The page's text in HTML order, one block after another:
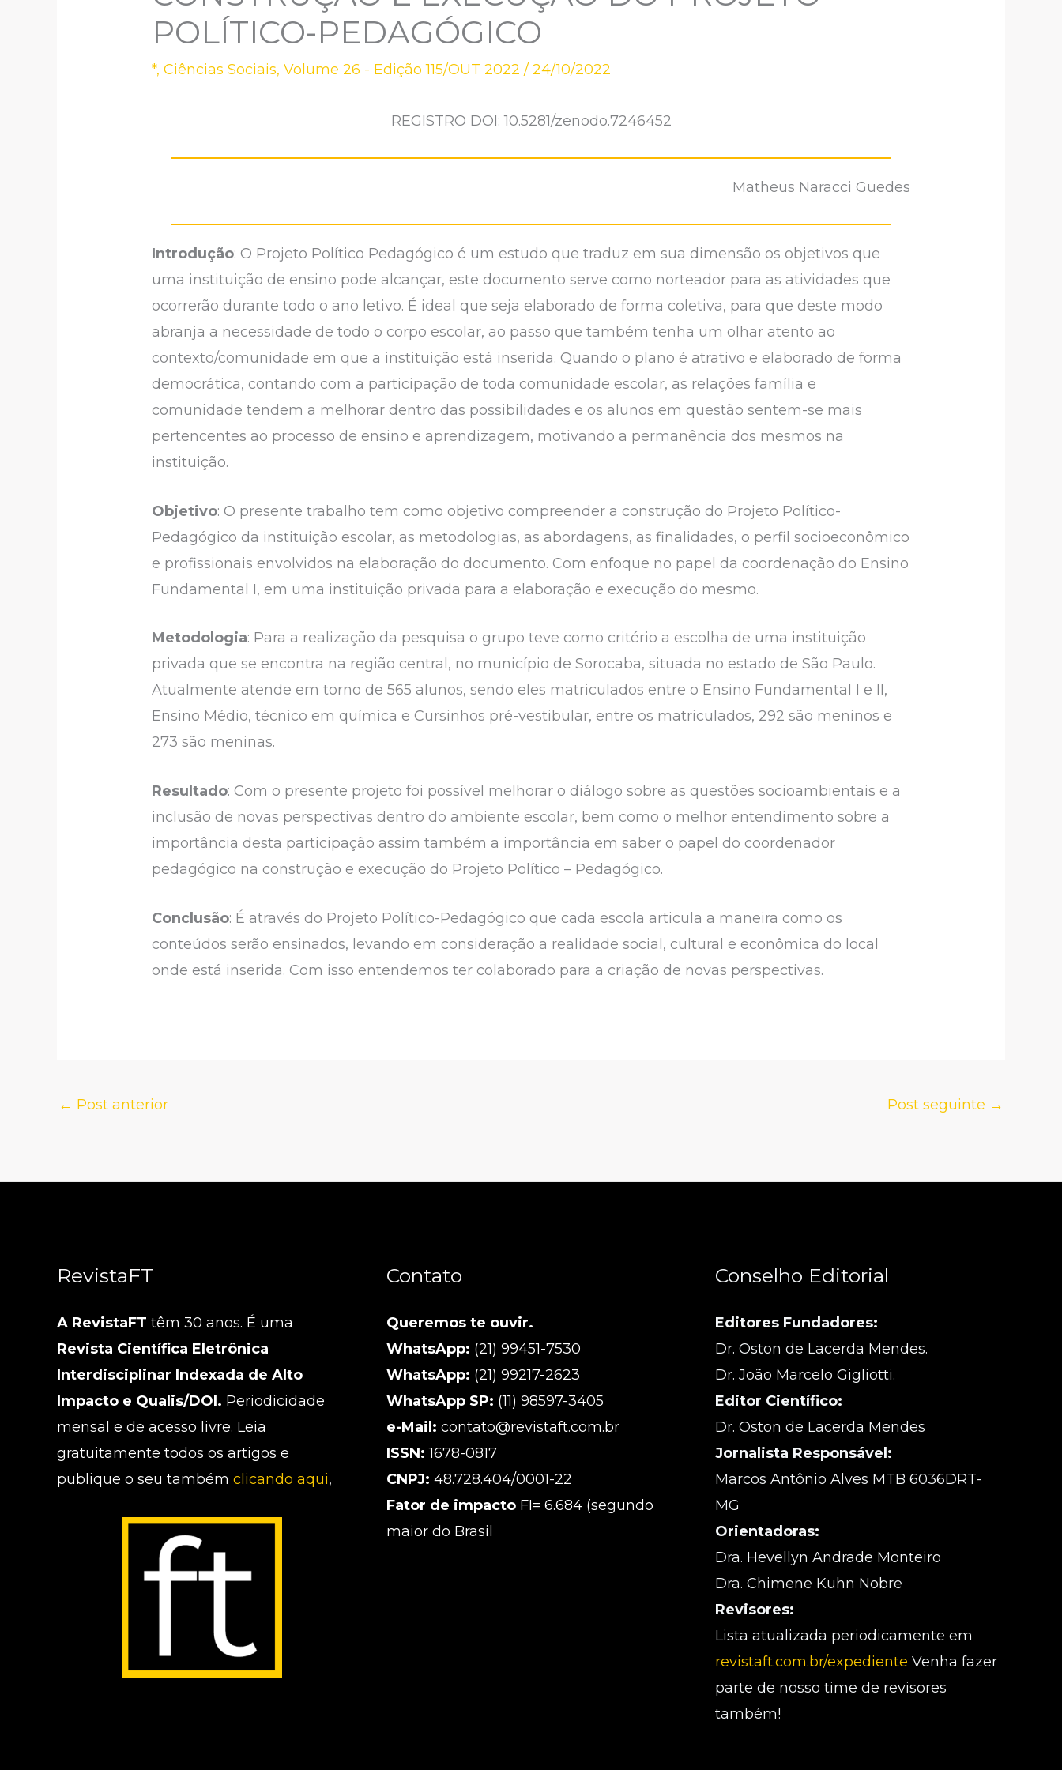
POLÍTICO-PEDAGÓGICO
*,Ciências Sociais,Volume 26 - Edição 115/OUT 2022 /24/10/2022
REGISTRO DOI: 10.5281/zenodo.7246452
Matheus Naracci Guedes
Introdução: O Projeto Político Pedagógico é um estudo que traduz em sua dimensão os objetivos que
uma instituição de ensino pode alcançar, este documento serve como norteador para as atividades que
ocorrerão durante todo o ano letivo. É ideal que seja elaborado de forma coletiva, para que deste modo
abranja a necessidade de todo o corpo escolar, ao passo que também tenha um olhar atento ao
contexto/comunidade em que a instituição está inserida. Quando o plano é atrativo e elaborado de forma
democrática, contando com a participação de toda comunidade escolar, as relações família e
comunidade tendem a melhorar dentro das possibilidades e os alunos em questão sentem-se mais
pertencentes ao processo de ensino e aprendizagem, motivando a permanência dos mesmos na
instituição.
Objetivo: O presente trabalho tem como objetivo compreender a construção do Projeto Político-
Pedagógico da instituição escolar, as metodologias, as abordagens, as finalidades, o perfil socioeconômico
e profissionais envolvidos na elaboração do documento. Com enfoque no papel da coordenação do Ensino
Fundamental I, em uma instituição privada para a elaboração e execução do mesmo.
Metodologia: Para a realização da pesquisa o grupo teve como critério a escolha de uma instituição
privada que se encontra na região central, no município de Sorocaba, situada no estado de São Paulo.
Atualmente atende em torno de 565 alunos, sendo eles matriculados entre o Ensino Fundamental I e II,
Ensino Médio, técnico em química e Cursinhos pré-vestibular, entre os matriculados, 292 são meninos e
273 são meninas.
Resultado: Com o presente projeto foi possível melhorar o diálogo sobre as questões socioambientais e a
inclusão de novas perspectivas dentro do ambiente escolar, bem como o melhor entendimento sobre a
importância desta participação assim também a importância em saber o papel do coordenador
pedagógico na construção e execução do Projeto Político – Pedagógico.
Conclusão: É através do Projeto Político-Pedagógico que cada escola articula a maneira como os
conteúdos serão ensinados, levando em consideração a realidade social, cultural e econômica do local
onde está inserida. Com isso entendemos ter colaborado para a criação de novas perspectivas.
← Post anterior Post seguinte →
RevistaFT
A RevistaFT têm 30 anos. É uma
Revista Científica Eletrônica
Interdisciplinar Indexada de Alto
Impacto e Qualis/DOI. Periodicidade
mensal e de acesso livre. Leia
gratuitamente todos os artigos e
publique o seu também clicando aqui,
Contato
Queremos te ouvir.
WhatsApp: (21) 99451-7530
WhatsApp: (21) 99217-2623
WhatsApp SP: (11) 98597-3405
e-Mail: contato@revistaft.com.br
ISSN:1678-0817
CNPJ: 48.728.404/0001-22
Fator de impacto FI= 6.684 (segundo
maior do Brasil
Conselho Editorial
Editores Fundadores:
Dr. Oston de Lacerda Mendes.
Dr. João Marcelo Gigliotti.
Editor Científico:
Dr. Oston de Lacerda Mendes
Jornalista Responsável:
Marcos Antônio Alves MTB 6036DRT-
MG
Orientadoras:
Dra. Hevellyn Andrade Monteiro
Dra. Chimene Kuhn Nobre
Revisores:
Lista atualizada periodicamente em
revistaft.com.br/expedienteVenha fazer
parte de nosso time de revisores
também!